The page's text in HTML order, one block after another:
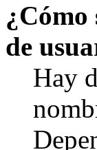
¿Cómo
de
Hay